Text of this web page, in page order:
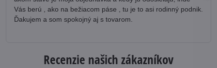
Vás berú , ako na bežiacom páse , tu je to asi rodinný podnik.
Ďakujem a som spokojný aj s tovarom.
Recenzie našich zákazníkov